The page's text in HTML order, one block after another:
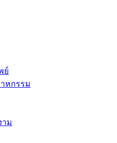
ย์
หกรรม
ม